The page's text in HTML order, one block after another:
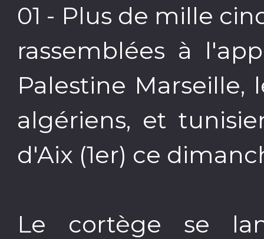
01 - Plus de mille
rassemblées à
Palestine Marseille,
algériens, et
d'Aix (1er) ce
Le cortège se